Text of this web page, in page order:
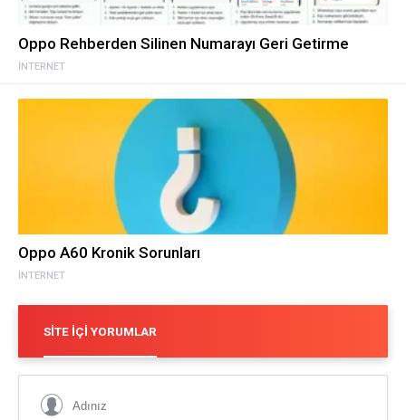
İNTERNET
Oppo Rehberden Silinen Numarayı Geri Getirme
İNTERNET
Oppo A60 Kronik Sorunları
SITE İÇI YORUMLAR